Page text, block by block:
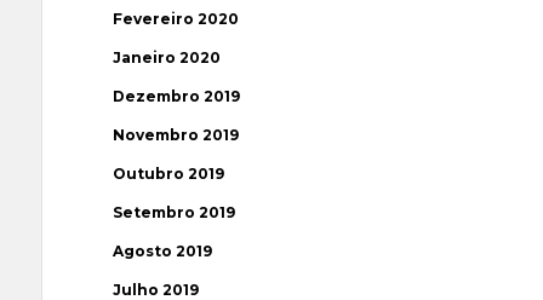
Fevereiro 2020
Janeiro 2020
Dezembro 2019
Novembro 2019
Outubro 2019
Setembro 2019
Agosto 2019
Julho 2019